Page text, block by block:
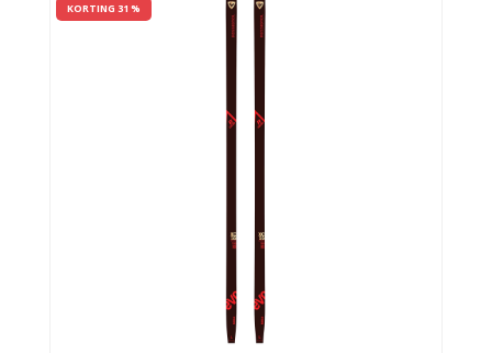
KORTING 31 %